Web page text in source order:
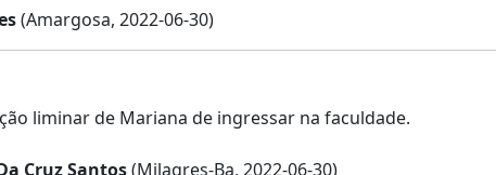
(Amargosa, 2022-06-30)
liminar de Mariana de ingressar na faculdade.
Cruz Santos(Milagres-Ba, 2022-06-30)